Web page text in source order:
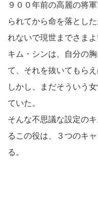
９００年前の高麗の将
られてから命を落とし
れないで現世までさまよ
キム・シンは、自分の
て、それを抜いてもら
しかし、まだそういう
ていた。
そんな不思議な設定の
るこの役は、３つのキ
る。